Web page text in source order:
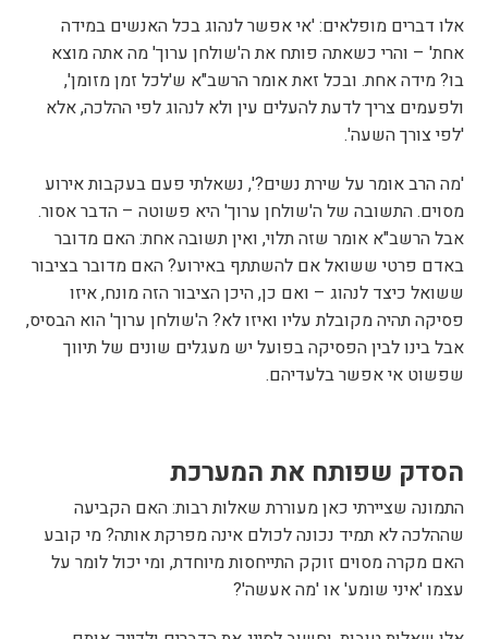
אלו דברים מופלאים: 'אי אפשר לנהוג בכל האנשים במידה
אחת' – והרי כשאתה פותח את ה'שולחן ערוך' מה אתה מוצא
בו? מידה אחת. ובכל זאת אומר הרשב"א ש'לכל זמן מזומן',
ולפעמים צריך לדעת להעלים עין ולא לנהוג לפי ההלכה, אלא
'לפי צורך השעה'.
'מה הרב אומר על שירת נשים?', נשאלתי פעם בעקבות אירוע
מסוים. התשובה של ה'שולחן ערוך' היא פשוטה – הדבר אסור.
אבל הרשב"א אומר שזה תלוי, ואין תשובה אחת: האם מדובר
באדם פרטי ששואל אם להשתתף באירוע? האם מדובר בציבור
ששואל כיצד לנהוג – ואם כן, היכן הציבור הזה מונח, איזו
פסיקה תהיה מקובלת עליו ואיזו לא? ה'שולחן ערוך' הוא הבסיס,
אבל בינו לבין הפסיקה בפועל יש מעגלים שונים של תיווך
שפשוט אי אפשר בלעדיהם.
הסדק שפותח את המערכת
התמונה שציירתי כאן מעוררת שאלות רבות: האם הקביעה
שההלכה לא תמיד נכונה לכולם אינה מפרקת אותה? מי קובע
האם מקרה מסוים זוקק התייחסות מיוחדת, ומי יכול לומר על
עצמו 'איני שומע' או 'מה אעשה'?